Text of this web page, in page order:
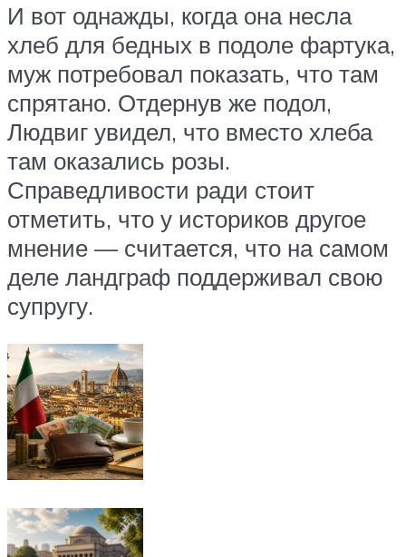
И вот однажды, когда она несла
хлеб для бедных в подоле фартука,
муж потребовал показать, что там
спрятано. Отдернув же подол,
Людвиг увидел, что вместо хлеба
там оказались розы.
Справедливости ради стоит
отметить, что у историков другое
мнение — считается, что на самом
деле ландграф поддерживал свою
супругу.